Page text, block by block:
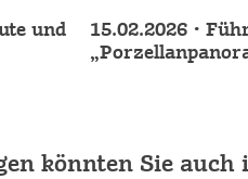
und
15.02.2026 •
könnten Sie auch